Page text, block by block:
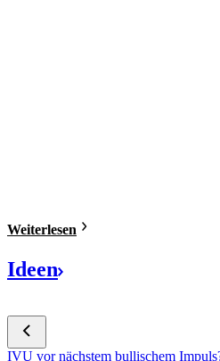
Weiterlesen
Ideen
IVU vor nächstem bullischem